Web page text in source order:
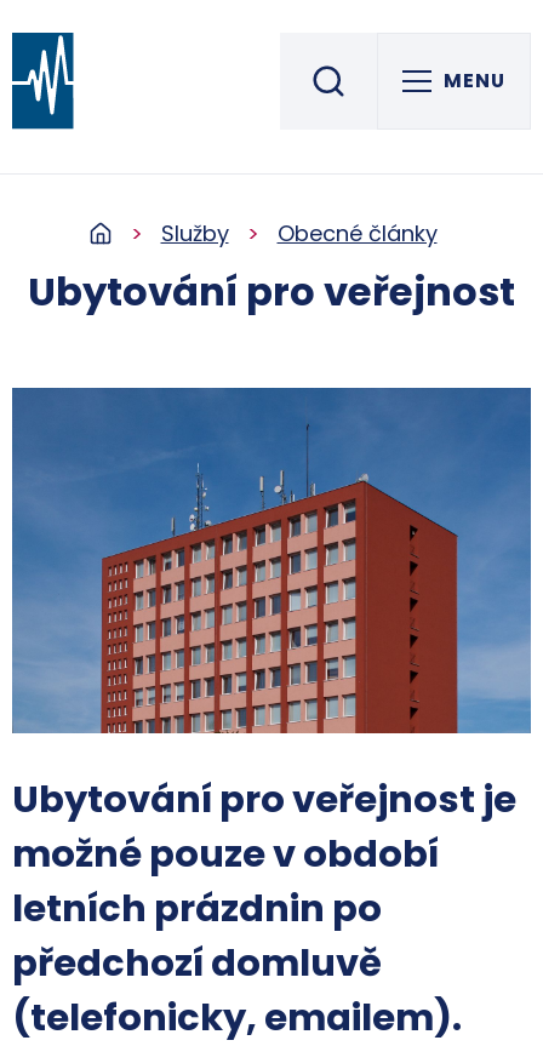
Střední škola informatiky, elektrotechniky a řemesel
ROŽNOV POD RADHOŠTĚM MENU
Služby Obecné články
Ubytování pro veřejnost
Ubytování pro veřejnost je
možné pouze v období
letních prázdnin po
předchozí domluvě
(telefonicky, emailem).